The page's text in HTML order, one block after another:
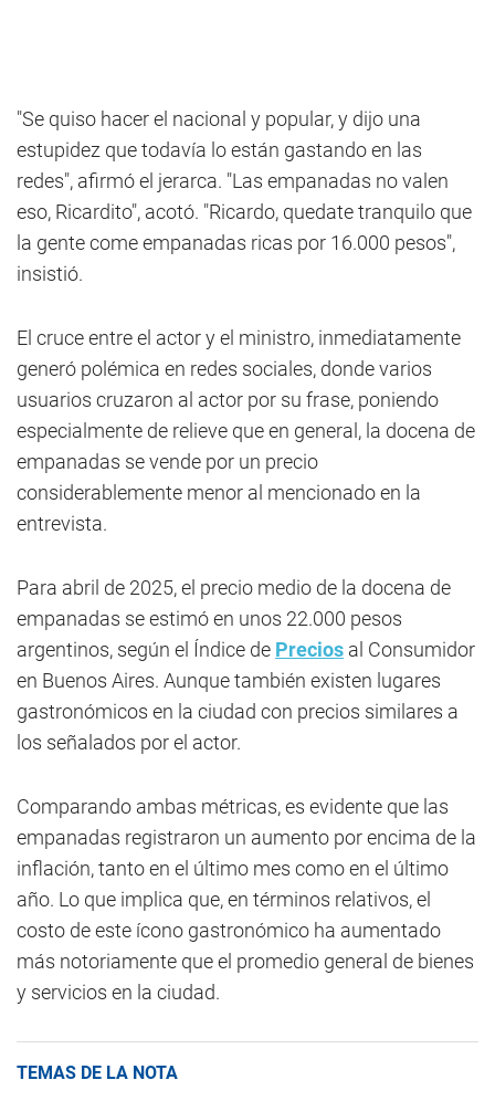
"Se quiso hacer el nacional y popular, y dijo una
estupidez que todavía lo están gastando en las
redes", afirmó el jerarca. "Las empanadas no valen
eso, Ricardito", acotó. "Ricardo, quedate tranquilo que
la gente come empanadas ricas por 16.000 pesos",
insistió.
El cruce entre el actor y el ministro, inmediatamente
generó polémica en redes sociales, donde varios
usuarios cruzaron al actor por su frase, poniendo
especialmente de relieve que en general, la docena de
empanadas se vende por un precio
considerablemente menor al mencionado en la
entrevista.
Para abril de 2025, el precio medio de la docena de
empanadas se estimó en unos 22.000 pesos
argentinos, según el Índice de Precios al Consumidor
en Buenos Aires. Aunque también existen lugares
gastronómicos en la ciudad con precios similares a
los señalados por el actor.
Comparando ambas métricas, es evidente que las
empanadas registraron un aumento por encima de la
inflación, tanto en el último mes como en el último
año. Lo que implica que, en términos relativos, el
costo de este ícono gastronómico ha aumentado
más notoriamente que el promedio general de bienes
y servicios en la ciudad.
TEMAS DE LA NOTA